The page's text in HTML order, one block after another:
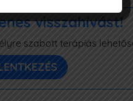
visszahívást!
szabott terápiás